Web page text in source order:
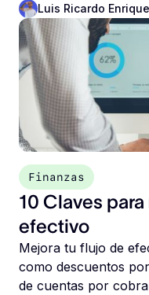
Luis Ricardo
Finanzas
10 Claves
efectivo
Mejora tu flujo de
como descuentos
de cuentas por